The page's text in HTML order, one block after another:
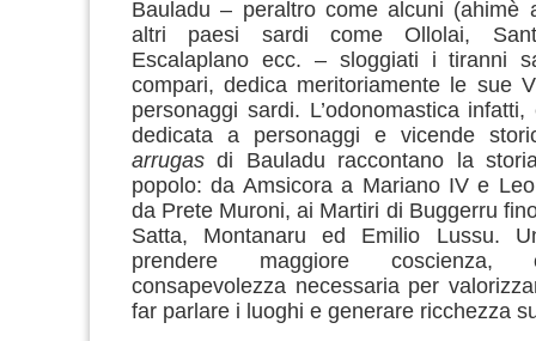
Bauladu – peraltro come alcuni (ahimè
altri paesi sardi come Ollolai,
Escalaplano ecc. – sloggiati i tiranni
compari, dedica meritoriamente le sue
personaggi sardi. L’odonomastica
dedicata a personaggi e vicende
arrugas di Bauladu raccontano la
popolo: da Amsicora a Mariano IV e
da Prete Muroni, ai Martiri di Buggerru
Satta, Montanaru ed Emilio Lussu.
prendere maggiore coscienza,
consapevolezza necessaria per
far parlare i luoghi e generare ricchezza